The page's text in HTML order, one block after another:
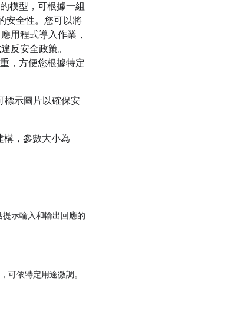
模型，可根據一組
安全性。您可以將
用程式導入作業，
反安全政策。
，方便您根據特定
標示圖片以確保安
構，參數大小為
示輸入和輸出回應的
可依特定用途微調。